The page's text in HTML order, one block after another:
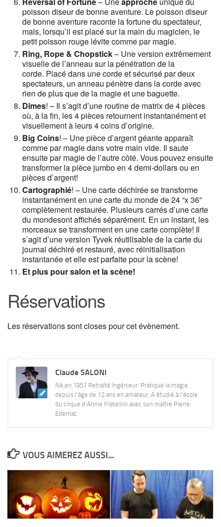
poisson diseur de bonne aventure. Le poisson diseur
de bonne aventure raconte la fortune du spectateur,
mais, lorsqu’il est placé sur la main du magicien, le
petit poisson rouge lévite comme par magie.
Ring, Rope & Chopstick– Une version extrêmement
visuelle de l’anneau sur la pénétration de la
corde. Placé dans une corde et sécurisé par deux
spectateurs, un anneau pénètre dans la corde avec
rien de plus que de la magie et une baguette.
Dimes! – Il s’agit d’une routine de matrix de 4 pièces
où, à la fin, les 4 pièces retournent instantanément et
visuellement à leurs 4 coins d’origine.
Big Coins! – Une pièce d’argent géante apparaît
comme par magie dans votre main vide. Il saute
ensuite par magie de l’autre côté. Vous pouvez ensuite
transformer la pièce jumbo en 4 demi-dollars ou en
pièces d’argent!
Cartographié! – Une carte déchirée se transforme
instantanément en une carte du monde de 24 “x 36”
complètement restaurée. Plusieurs carrés d’une carte
du mondesont affichés séparément. En un instant, les
morceaux se transforment en une carte complète! Il
s’agit d’une version Tyvek réutilisable de la carte du
journal déchiré et restauré, avec réinitialisation
instantanée et elle est parfaite pour la scène!
Et plus pour salon et la scène!
Réservations
Les réservations sont closes pour cet évènement.
Claude SALONI
Né en 1951 Retraité Ingénieur. Pratique la magie
depuis l'âge de 12 ans en amateur. A étudié à l'école
du cirque d'Annie Fratellini avec son maître Pierre
Edernac.
VOUS AIMEREZ AUSSI...